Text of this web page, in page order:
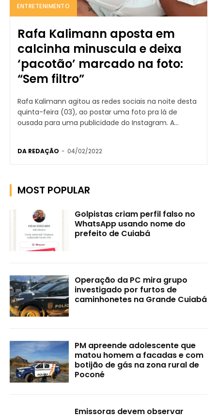
ENTRETENIMENTO
Rafa Kalimann aposta em
calcinha minuscula e deixa
‘pacotão’ marcado na foto:
“Sem filtro”
Rafa Kalimann agitou as redes sociais na noite desta
quinta-feira (03), ao postar uma foto pra lá de
ousada para uma publicidade do Instagram. A...
DA REDAÇÃO - 04/02/2022
MOST POPULAR
Golpistas criam perfil falso no
WhatsApp usando nome do
prefeito de Cuiabá
Operação da PC mira grupo
investigado por furtos de
caminhonetes na Grande Cuiabá
PM apreende adolescente que
matou homem a facadas e com
botijão de gás na zona rural de
Poconé
Emissoras devem observar